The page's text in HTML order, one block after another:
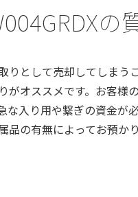
りとして売却してしま
がオススメです。お客
な入り用や繋ぎの資金
の有無によってお預か